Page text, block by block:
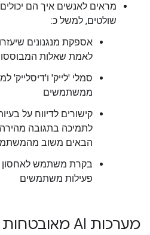
מראים לאנשים איך הם
שולטים, למשל כ:
אספקת מנגנונים
לאמת שאלות
סמלי 'לייק' ו'דיסלייק'
ממשתמשים
קישורים לדיווח על
לתמיכה בתגובה
הבאים משוב
בקרת משתמש לאחסון
פעילות משתמשים
מערכות AI מאובטחות